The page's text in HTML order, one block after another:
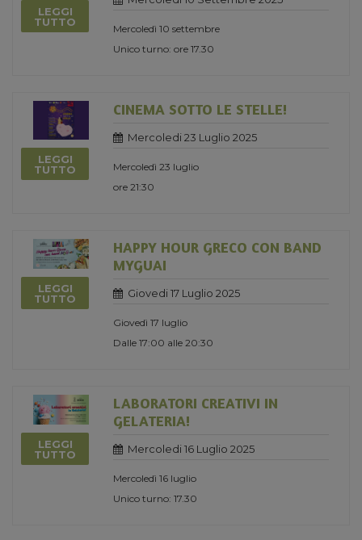
LEGGI
TUTTO
Mercoledì 10 settembre
Unico turno: ore 17.30
LEGGI
TUTTO
CINEMA SOTTO LE STELLE!
Mercoledi 23 Luglio 2025
Mercoledì 23 luglio
ore 21:30
LEGGI
TUTTO
HAPPY HOUR GRECO CON BAND
MYGUAI
Giovedi 17 Luglio 2025
Giovedì 17 luglio
Dalle 17:00 alle 20:30
LEGGI
TUTTO
LABORATORI CREATIVI IN
GELATERIA!
Mercoledi 16 Luglio 2025
Mercoledì 16 luglio
Unico turno: 17.30